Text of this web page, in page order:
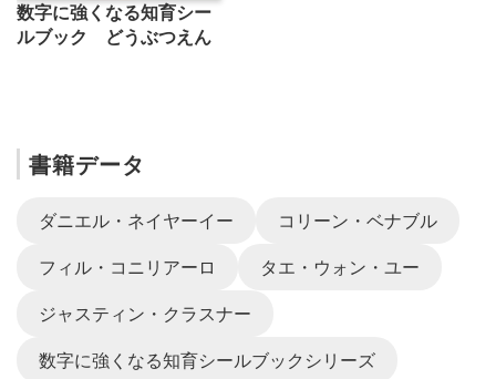
数字に強くなる知育シー
ルブック どうぶつえん
書籍データ
ダニエル・ネイヤーイー コリーン・ベナブル
フィル・コニリアーロ タエ・ウォン・ユー
ジャスティン・クラスナー
数字に強くなる知育シールブックシリーズ